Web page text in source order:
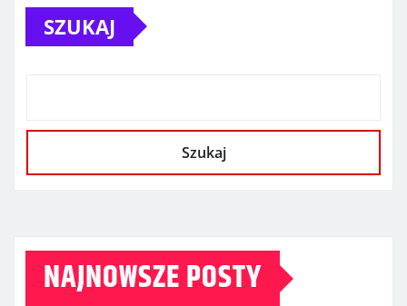
SZUKAJ
Szukaj
NAJNOWSZE POSTY